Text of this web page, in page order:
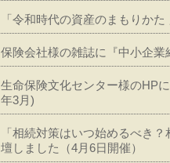
「令和時代の資産のまもりか
保険会社様の雑誌に『中小企業
生命保険文化センター様のHP
年3月)
「相続対策はいつ始めるべき
壇しました（4月6日開催）